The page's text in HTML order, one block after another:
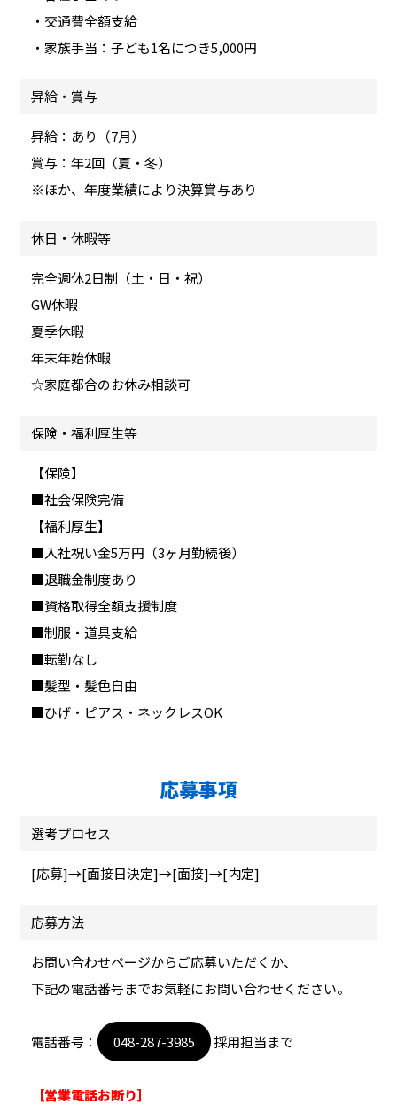
・交通費全額支給
・家族手当：子ども1名につき5,000円
昇給・賞与
昇給：あり（7月）
賞与：年2回（夏・冬）
※ほか、年度業績により決算賞与あり
休日・休暇等
完全週休2日制（土・日・祝）
GW休暇
夏季休暇
年末年始休暇
☆家庭都合のお休み相談可
保険・福利厚生等
【保険】
■社会保険完備
【福利厚生】
■入社祝い金5万円（3ヶ月勤続後）
■退職金制度あり
■資格取得全額支援制度
■制服・道具支給
■転勤なし
■髪型・髪色自由
■ひげ・ピアス・ネックレスOK
応募事項
選考プロセス
[応募]→[面接日決定]→[面接]→[内定]
応募方法
お問い合わせページからご応募いただくか、
下記の電話番号までお気軽にお問い合わせください。
電話番号： 048-287-3985 採用担当まで
［営業電話お断り］